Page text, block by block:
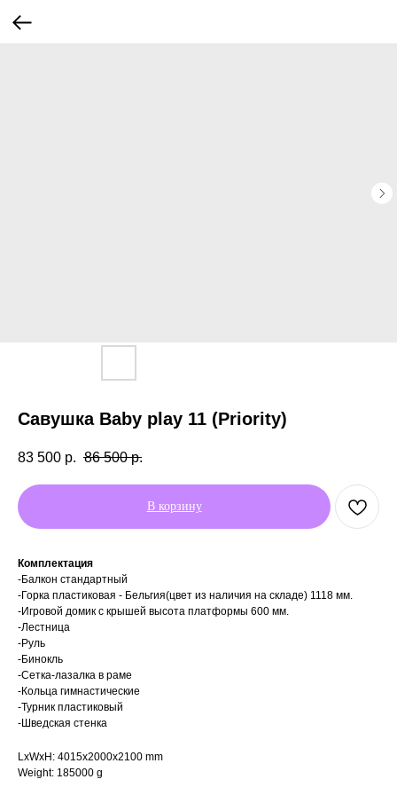
Савушка Baby play 11 (Priority)
83 500 р. 86 500 р.
В корзину
Комплектация
-Балкон стандартный
-Горка пластиковая - Бельгия(цвет из наличия на складе) 1118 мм.
-Игровой домик с крышей высота платформы 600 мм.
-Лестница
-Руль
-Бинокль
-Сетка-лазалка в раме
-Кольца гимнастические
-Турник пластиковый
-Шведская стенка
LxWxH: 4015x2000x2100 mm
Weight: 185000 g